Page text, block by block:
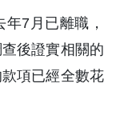
7月已離職，
後證實相關的
項已經全數花